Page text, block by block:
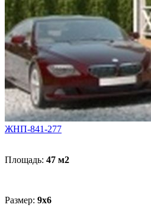
ЖНП-841-277
Площадь: 47 м2
Размер: 9x6